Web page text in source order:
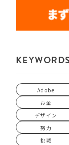
KEYWORDS
Adobe
お金
デザイン
努力
挑戦